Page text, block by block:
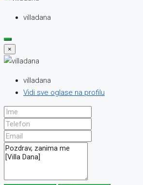
villadana
×
villadana
Vidi sve oglase na profilu